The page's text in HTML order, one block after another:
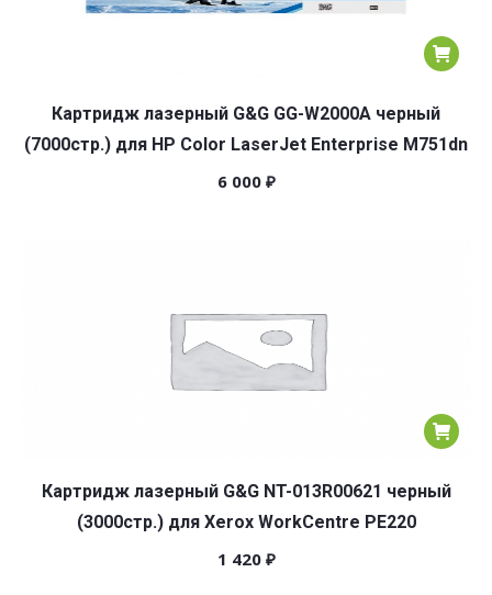
Картридж лазерный G&G GG-W2000A черный
(7000стр.) для HP Color LaserJet Enterprise M751dn
6 000 ₽
Картридж лазерный G&G NT-013R00621 черный
(3000стр.) для Xerox WorkCentre PE220
1 420 ₽